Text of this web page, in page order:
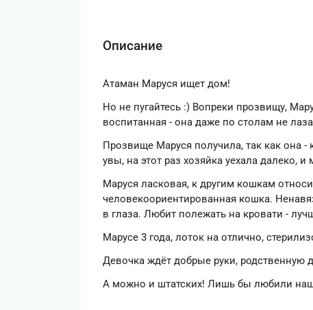
Описание
Атаман Маруся ищет дом!
Но не пугайтесь :) Вопреки прозвищу,
воспитанная - она даже по столам не
Прозвище Маруся получила, так как она
увы, на этот раз хозяйка уехала
Маруся ласковая, к другим кошкам
человекоориентированная кошка.
в глаза. Любит полежать на кровати -
Марусе 3 года, лоток на отлично,
Девочка ждёт добрые руки, родственную
А можно и штатских! Лишь бы любили